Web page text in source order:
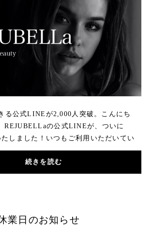
る公式LINEが2,000人突破。こんにち
REJUBELLaの公式LINEが、ついに
しました！いつもご利用いただいてい
ありがとうございます。この「2,000
続きを読む
業日のお知らせ